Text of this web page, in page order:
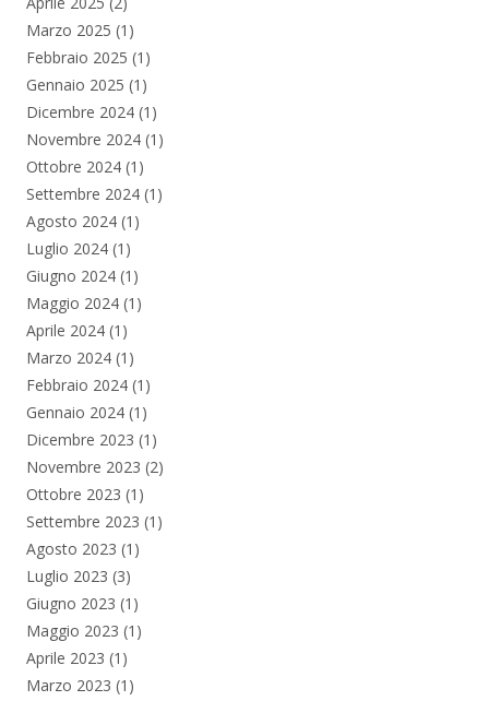
Marzo 2025 (1)
Febbraio 2025 (1)
Gennaio 2025 (1)
Dicembre 2024 (1)
Novembre 2024 (1)
Ottobre 2024 (1)
Settembre 2024 (1)
Agosto 2024 (1)
Luglio 2024 (1)
Giugno 2024 (1)
Maggio 2024 (1)
Aprile 2024 (1)
Marzo 2024 (1)
Febbraio 2024 (1)
Gennaio 2024 (1)
Dicembre 2023 (1)
Novembre 2023 (2)
Ottobre 2023 (1)
Settembre 2023 (1)
Agosto 2023 (1)
Luglio 2023 (3)
Giugno 2023 (1)
Maggio 2023 (1)
Aprile 2023 (1)
Marzo 2023 (1)